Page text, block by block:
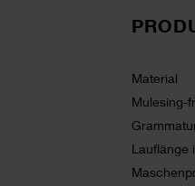
Material
Mulesing-
Lauflänge